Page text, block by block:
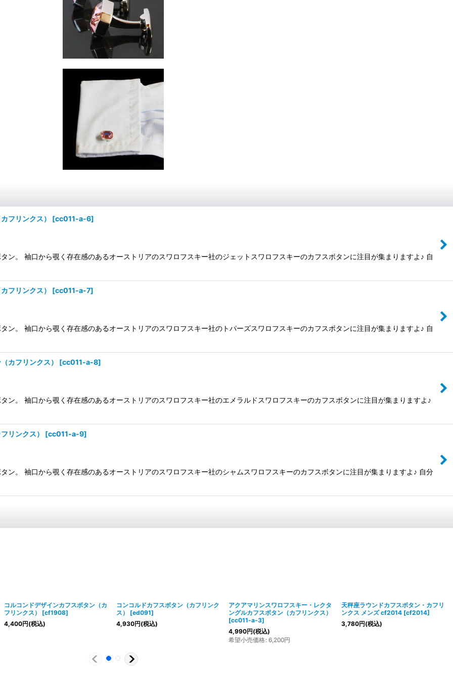
フリンクス） [cc011-a-6]
ン。 袖口から覗く存在感のあるオーストリアのスワロフスキー社のジェットスワロフスキーのカフスボタンに注目が集まりますよ♪ 自
フリンクス） [cc011-a-7]
ン。 袖口から覗く存在感のあるオーストリアのスワロフスキー社のトパーズスワロフスキーのカフスボタンに注目が集まりますよ♪ 自
カフリンクス） [cc011-a-8]
ン。 袖口から覗く存在感のあるオーストリアのスワロフスキー社のエメラルドスワロフスキーのカフスボタンに注目が集まりますよ♪
リンクス） [cc011-a-9]
ン。 袖口から覗く存在感のあるオーストリアのスワロフスキー社のシャムスワロフスキーのカフスボタンに注目が集まりますよ♪ 自分
コルコンドデザインカフスボタン（カ
フリンクス）
[cf1908]
4,400円(税込)
コンコルドカフスボタン（カフリンク
ス）
[ed091]
4,930円(税込)
アクアマリンスワロフスキー・レクタ
ングルカフスボタン（カフリンクス）
[cc011-a-3]
4,990円(税込)
希望小売価格: 6,200円
天秤座ラウンドカフスボタン・カフリ
ンクス メンズ cf2014 [cf2014]
3,780円(税込)